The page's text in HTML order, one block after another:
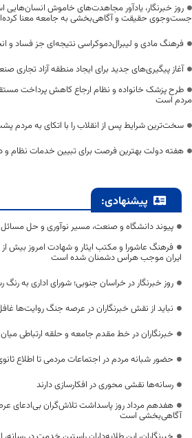
روز خبرنگار، یادآور مجاهدت‌های خاموش انسان‌هایی
جست‌وجوی حقیقت و آگاهی‌بخشی به جامعه معنا
فرهنگ مادی و لیبرال‌دموکراسی نتیجه‌ای جز فساد و
آغاز پیگیری‌های جدید برای ایجاد منطقه آزاد تجاری
طرح پزشک خانواده و نظام ارجاع کاهش پرداخت
مردم است
سخت‌ترین شرایط پس از انقلاب را با اتکای به مردم
هفته دولت بهترین فرصت برای تبیین خدمات نظام و
پیشنهادی:
پیوند دانشگاه و صنعت، مسیر نوآوری و حل
فرهنگ عاشورا و مکتب ایثار و شهادت امروز بیش
ایران موجب هراس دشمنان شده است
روز خبرنگار در خراسان جنوبی؛ شورای اداری به رنگ
نباید از نقش خبرنگاران در عرصه جنگ روایت‌ها
خبرنگاران در خط مقدم جامعه و حلقه ارتباطی
حضور شبانه مردم در اجتماعات مردمی تا اطلاع
رسانه‌ها نقشی محوری در افکارسازی دارند
هفدهم مرداد روز پاسداشت تلاش‌گران بی‌ادعای
آگاهی‌بخشی است